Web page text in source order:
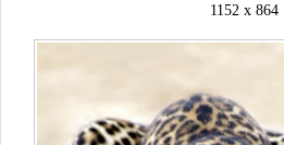
1152 x 864